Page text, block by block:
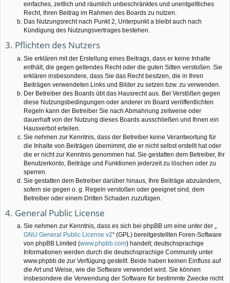
einfaches, zeitlich und räumlich unbeschränktes und unentgeltliches
Recht, Ihren Beitrag im Rahmen des Boards zu nutzen.
Das Nutzungsrecht nach Punkt 2, Unterpunkt a bleibt auch nach
Kündigung des Nutzungsvertrages bestehen.
3. Pflichten des Nutzers
Sie erklären mit der Erstellung eines Beitrags, dass er keine Inhalte
enthält, die gegen geltendes Recht oder die guten Sitten verstoßen. Sie
erklären insbesondere, dass Sie das Recht besitzen, die in Ihren
Beiträgen verwendeten Links und Bilder zu setzen bzw. zu verwenden.
Der Betreiber des Boards übt das Hausrecht aus. Bei Verstößen gegen
diese Nutzungsbedingungen oder anderer im Board veröffentlichten
Regeln kann der Betreiber Sie nach Abmahnung zeitweise oder
dauerhaft von der Nutzung dieses Boards ausschließen und Ihnen ein
Hausverbot erteilen.
Sie nehmen zur Kenntnis, dass der Betreiber keine Verantwortung für
die Inhalte von Beiträgen übernimmt, die er nicht selbst erstellt hat oder
die er nicht zur Kenntnis genommen hat. Sie gestatten dem Betreiber, Ihr
Benutzerkonto, Beiträge und Funktionen jederzeit zu löschen oder zu
sperren.
Sie gestatten dem Betreiber darüber hinaus, Ihre Beiträge abzuändern,
sofern sie gegen o. g. Regeln verstoßen oder geeignet sind, dem
Betreiber oder einem Dritten Schaden zuzufügen.
4. General Public License
Sie nehmen zur Kenntnis, dass es sich bei phpBB um eine unter der „
GNU General Public License v2“ (GPL) bereitgestellten Foren-Software
von phpBB Limited (www.phpbb.com) handelt; deutschsprachige
Informationen werden durch die deutschsprachige Community unter
www.phpbb.de zur Verfügung gestellt. Beide haben keinen Einfluss auf
die Art und Weise, wie die Software verwendet wird. Sie können
insbesondere die Verwendung der Software für bestimmte Zwecke nicht